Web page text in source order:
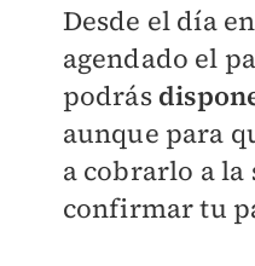
Desde el día
agendado el
podrás
aunque para
a cobrarlo a la
confirmar tu